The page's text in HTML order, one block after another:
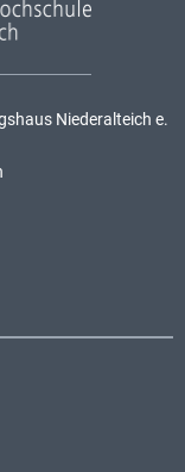
Niederalteich e.